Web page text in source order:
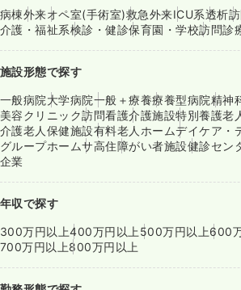
病棟外来オペ室(手術室)救急外来ICU系透析
介護・福祉系検診・健診保育園・学校訪問診
施設形態で探す
一般病院大学病院一般＋療養療養型病院精神
美容クリニック訪問看護介護施設特別養護老
介護老人保健施設有料老人ホームデイケア・
グループホームサ高住障がい者施設健診セン
企業
年収で探す
300万円以上400万円以上 500万円以上600
700万円以上800万円以上